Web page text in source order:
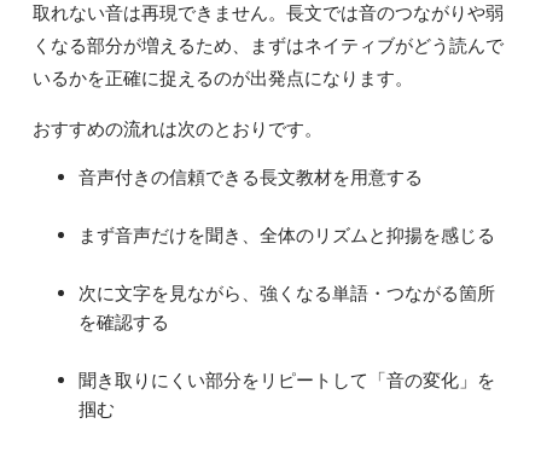
取れない音は再現できません。長文では音のつながりや弱
くなる部分が増えるため、まずはネイティブがどう読んで
いるかを正確に捉えるのが出発点になります。
おすすめの流れは次のとおりです。
音声付きの信頼できる長文教材を用意する
まず音声だけを聞き、全体のリズムと抑揚を感じる
次に文字を見ながら、強くなる単語・つながる箇所
を確認する
聞き取りにくい部分をリピートして「音の変化」を
掴む